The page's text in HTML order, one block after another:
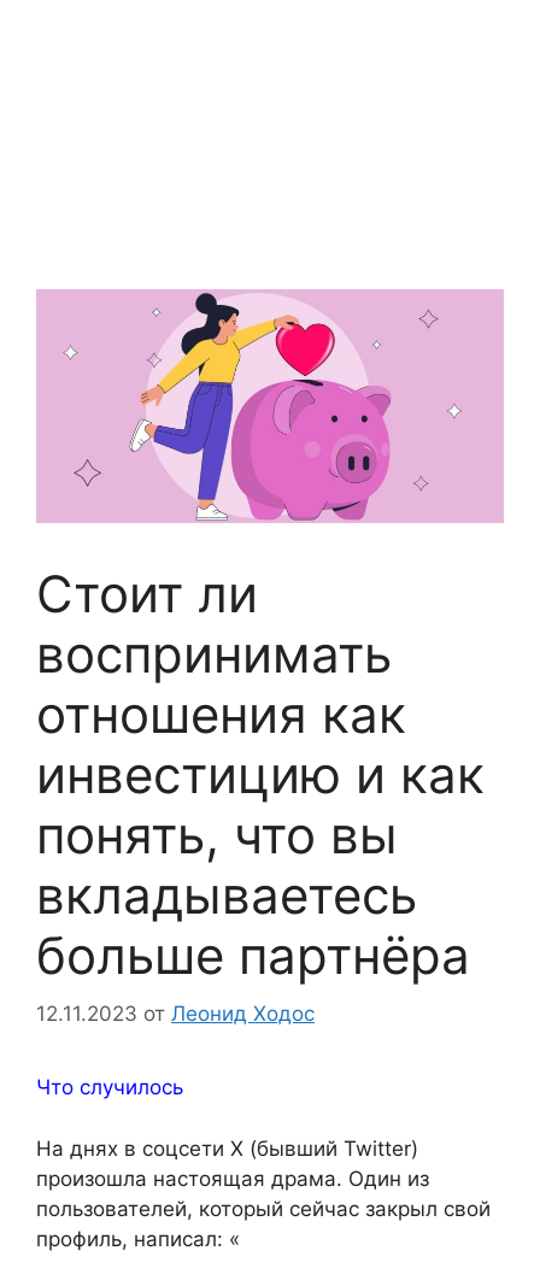
Стоит ли
воспринимать
отношения как
инвестицию и как
понять, что вы
вкладываетесь
больше партнёра
12.11.2023 от Леонид Ходос
Что случилось
На днях в соцсети Х (бывший Twitter)
произошла настоящая драма. Один из
пользователей, который сейчас закрыл свой
профиль, написал: «